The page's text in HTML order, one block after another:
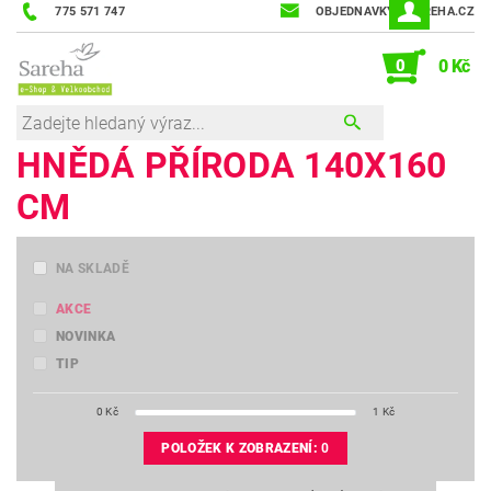
775 571 747 OBJEDNAVKY@SAREHA.CZ
0 0 Kč
HNĚDÁ PŘÍRODA 140X160
CM
NA SKLADĚ
AKCE
NOVINKA
TIP
0 Kč 1 Kč
POLOŽEK K ZOBRAZENÍ:0